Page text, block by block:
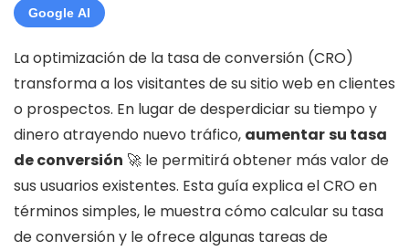
Google AI
La optimización de la tasa de conversión (CRO)
transforma a los visitantes de su sitio web en clientes
o prospectos. En lugar de desperdiciar su tiempo y
dinero atrayendo nuevo tráfico, aumentarsu tasa
de conversión 🚀 le permitirá obtener más valor de
sus usuarios existentes. Esta guía explica el CRO en
términos simples, le muestra cómo calcular su tasa
de conversión y le ofrece algunas tareas de